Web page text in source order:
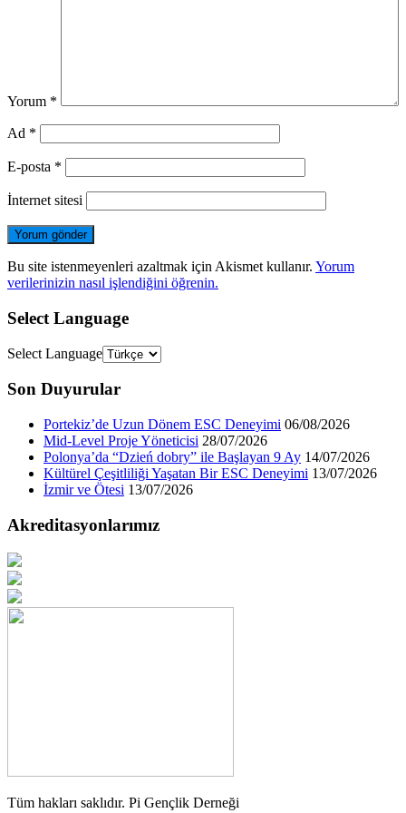
Yorum *
Ad *
E-posta *
İnternet sitesi
Bu site istenmeyenleri azaltmak için Akismet kullanır. Yorum
verilerinizin nasıl işlendiğini öğrenin.
Select Language
Select Language
Son Duyurular
Portekiz’de Uzun Dönem ESC Deneyimi 06/08/2026
Mid-Level Proje Yöneticisi 28/07/2026
Polonya’da “Dzień dobry” ile Başlayan 9 Ay 14/07/2026
Kültürel Çeşitliliği Yaşatan Bir ESC Deneyimi 13/07/2026
İzmir ve Ötesi 13/07/2026
Akreditasyonlarımız
Tüm hakları saklıdır. Pi Gençlik Derneği